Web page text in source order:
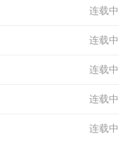
连载中
连载中
连载中
连载中
连载中